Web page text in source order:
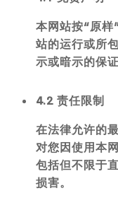
本网站按“原样
站的运行或所
示或暗示的保证
4.2 责任限制
在法律允许的
对您因使用本
包括但不限于
损害。